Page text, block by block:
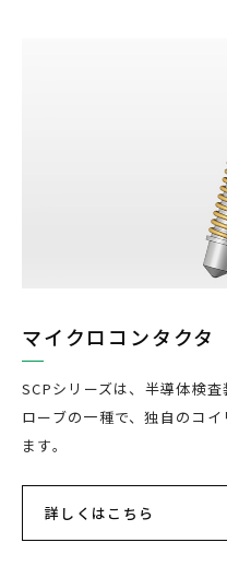
マイクロコンタクタ
SCPシリーズは、半導体検
ローブの一種で、独自のコ
ます。
詳しくはこちら